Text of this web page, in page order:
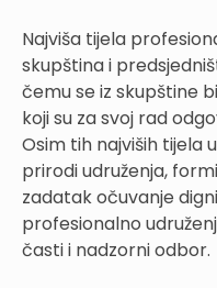
Najviša tijela
skupština i
čemu se iz skupštine
koji su za svoj rad
Osim tih najviših tijela
prirodi udruženja,
zadatak očuvanje
profesionalno
časti i nadzorni odbor.